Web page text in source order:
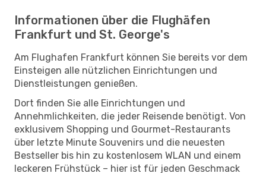
Informationen über die Flughäfen
Frankfurt und St. George's
Am Flughafen Frankfurt können Sie bereits vor dem
Einsteigen alle nützlichen Einrichtungen und
Dienstleistungen genießen.
Dort finden Sie alle Einrichtungen und
Annehmlichkeiten, die jeder Reisende benötigt. Von
exklusivem Shopping und Gourmet-Restaurants
über letzte Minute Souvenirs und die neuesten
Bestseller bis hin zu kostenlosem WLAN und einem
leckeren Frühstück – hier ist für jeden Geschmack